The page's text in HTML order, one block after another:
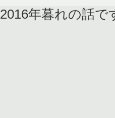
2016年暮れの話